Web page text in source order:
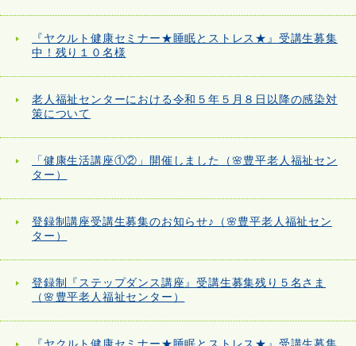
『ヤクルト健康セミナー★睡眠とストレス★』受講生募集
中！残り１０名様
老人福祉センターにおける令和５年５月８日以降の感染対
策について
「健康生活講座①②」開催しました（🌸豊平老人福祉セン
ター）
登録制講座受講生募集のお知らせ♪（🌸豊平老人福祉セン
ター）
登録制『ステップダンス講座』受講生募集残り５名さま
（🌸豊平老人福祉センター）